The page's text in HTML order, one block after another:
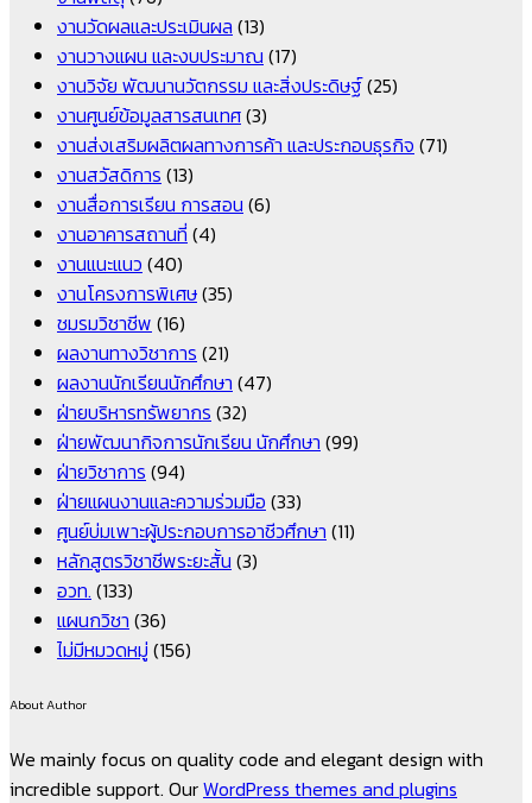
งานวัดผลและประเมินผล (13)
งานวางแผน และงบประมาณ (17)
งานวิจัย พัฒนานวัตกรรม และสิ่งประดิษฐ์(25)
งานศูนย์ข้อมูลสารสนเทศ(3)
งานส่งเสริมผลิตผลทางการค้า และประกอบธุรกิจ (71)
งานสวัสดิการ (13)
งานสื่อการเรียน การสอน (6)
งานอาคารสถานที่ (4)
งานแนะแนว (40)
งานโครงการพิเศษ(35)
ชมรมวิชาชีพ (16)
ผลงานทางวิชาการ (21)
ผลงานนักเรียนนักศึกษา (47)
ฝ่ายบริหารทรัพยากร (32)
ฝ่ายพัฒนากิจการนักเรียน นักศึกษา (99)
ฝ่ายวิชาการ (94)
ฝ่ายแผนงานและความร่วมมือ (33)
ศูนย์บ่มเพาะผู้ประกอบการอาชีวศึกษา (11)
หลักสูตรวิชาชีพระยะสั้น (3)
อวท. (133)
แผนกวิชา (36)
ไม่มีหมวดหมู่ (156)
About Author
We mainly focus on quality code and elegant design with
incredible support. OurWordPress themes and plugins